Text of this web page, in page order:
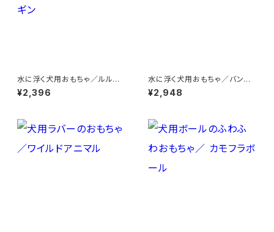
水に浮く犬用おもちゃ／ルルベ
ルズトイ・ペンギン
¥2,396
水に浮く犬用おもちゃ／バンブ
ーボーン
¥2,948